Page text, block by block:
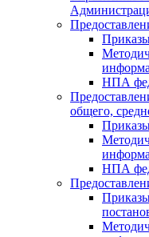
НПА
общего,
НПА